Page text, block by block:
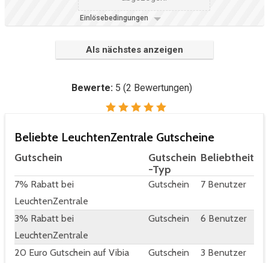
Einlösebedingungen
Als nächstes anzeigen
Bewerte: 5 (2 Bewertungen)
Beliebte LeuchtenZentrale Gutscheine
Gutschein
Gutschein
-Typ
Beliebtheit
7% Rabatt bei
LeuchtenZentrale
Gutschein 7 Benutzer
3% Rabatt bei
LeuchtenZentrale
Gutschein 6 Benutzer
20 Euro Gutschein auf Vibia
Gutschein 3 Benutzer